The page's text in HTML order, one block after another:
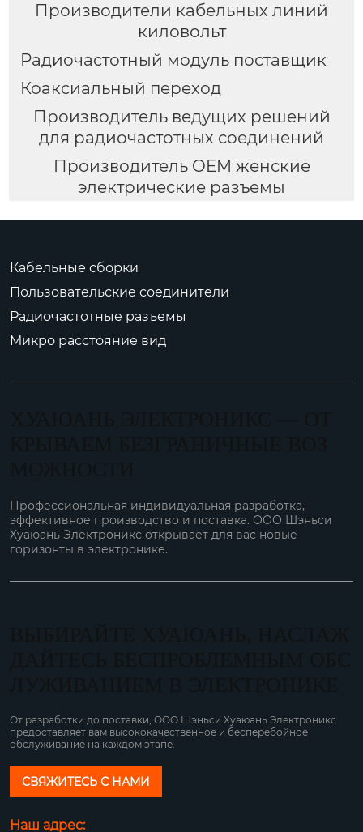
Производители кабельных линий
киловольт
Радиочастотный модуль поставщик
Коаксиальный переход
Производитель ведущих решений
для радиочастотных соединений
Производитель OEM женские
электрические разъемы
Кабельные сборки
Пользовательские соединители
Радиочастотные разъемы
Микро расстояние вид
Профессиональная индивидуальная разработка,
эффективное производство и поставка. ООО Шэньси
Хуаюань Электроникс открывает для вас новые
горизонты в электронике.
От разработки до поставки, ООО Шэньси Хуаюань Электроникс
предоставляет вам высококачественное и бесперебойное
обслуживание на каждом этапе.
СВЯЖИТЕСЬ С НАМИ
Наш адрес: